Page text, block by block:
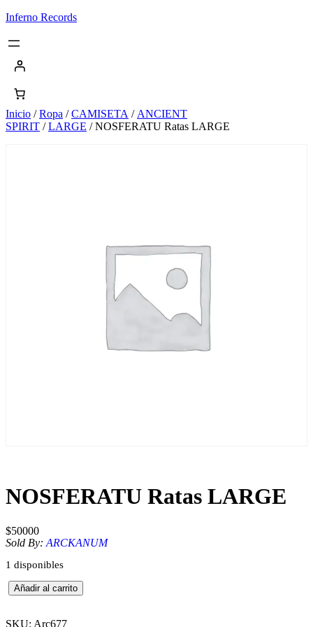
Saltar
contenido
Inferno Records
Inicio /Ropa /CAMISETA / ANCIENT
SPIRIT /LARGE / NOSFERATU Ratas LARGE
NOSFERATU Ratas LARGE
$50000
Sold By: ARCKANUM
1 disponibles
N
O
F
Añadir al carrito
SKU: Arc677